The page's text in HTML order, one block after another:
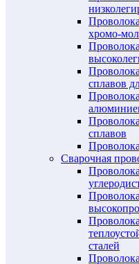
хромо-
сплавов
сплавов
Сварочная
сталей